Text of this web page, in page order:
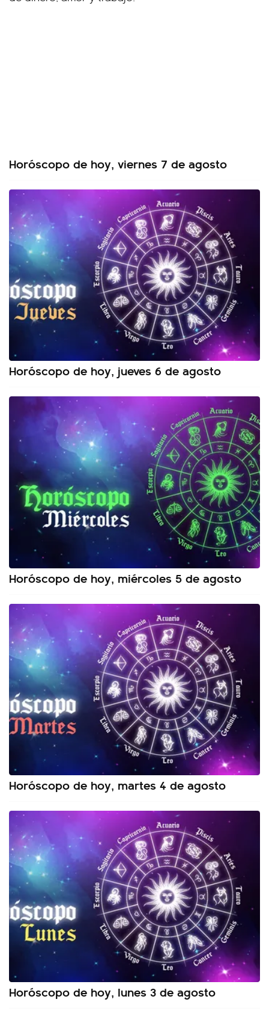
Horóscopo de hoy, viernes 7 de agosto
Horóscopo de hoy, jueves 6 de agosto
Horóscopo de hoy, miércoles 5 de agosto
Horóscopo de hoy, martes 4 de agosto
Horóscopo de hoy, lunes 3 de agosto